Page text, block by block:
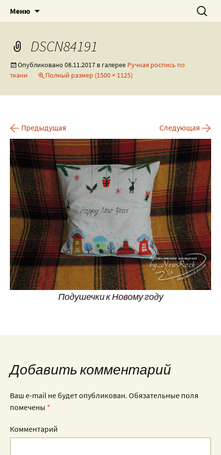
Художественная мастерская
by_NewRock
Роспись текстиля, посуды и всякого
разного!
Меню Найти:
DSCN84191
Опубликовано 08.11.2017 в галерее Ручная роспись по
ткани
Полный размер (1500 × 1125)
← Предыдущая Следующая →
Подушечки к Новому году
Добавить комментарий
Ваш e-mail не будет опубликован. Обязательные поля
помечены *
Комментарий